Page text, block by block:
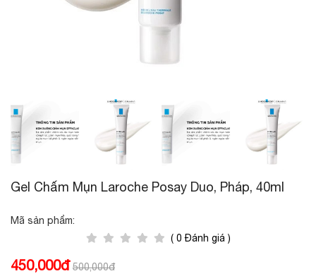
Gel Chấm Mụn Laroche Posay Duo, Pháp, 40ml
Mã sản phẩm:
( 0 Đánh giá )
450,000đ 500,000đ